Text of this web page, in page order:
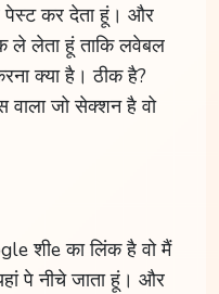
पेस्ट कर देता हूं। और
ले लेता हूं ताकि लवेबल
क्या है। ठीक है?
जो सेक्शन है वो
शीe का लिंक है वो मैं
पे नीचे जाता हूं। और